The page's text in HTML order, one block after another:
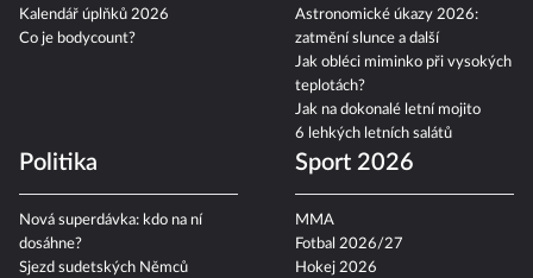
Kalendář úplňků 2026
Co je bodycount?
Astronomické úkazy 2026:
zatmění slunce a další
Jak obléci miminko při vysokých
teplotách?
Jak na dokonalé letní mojito
6 lehkých letních salátů
Politika
Nová superdávka: kdo na ní
dosáhne?
Sjezd sudetských Němců
Sport 2026
MMA
Fotbal 2026/27
Hokej 2026